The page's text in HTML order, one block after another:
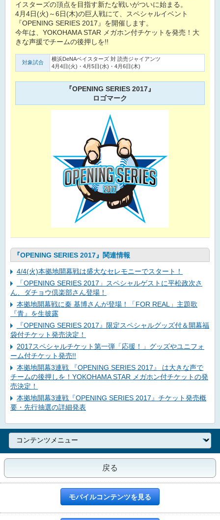
イスターズの頂点を目指す新たな戦いがついに始まる。
4月4日(火)～6日(木)の巨人戦にて、スペシャルイベント
『OPENING SERIES 2017』を開催します。
今年は、YOKOHAMA STAR メガホン付チケットを発売！大
きな声援でチームの後押しを!!
対象試合
横浜DeNAベイスターズ 対 読売ジャイアンツ
4月4日(火)・4月5日(水)・4月6日(木)
『OPENING SERIES 2017』
ロゴマーク
『OPENING SERIES 2017』関連情報
4/4(火)本拠地開幕戦は盛大なセレモニーでスタート！
「OPENING SERIES 2017」スペシャルゲストに平松政次さ
ん、ダチョウ倶楽部さん登場！
本拠地開幕戦に秦 基博さんが登場！「FOR REAL」主題歌
『青』を生披露
『OPENING SERIES 2017』限定スペシャルグッズ付＆開幕福
袋付チケット発売決定！
2017スペシャルチケット第一弾「応援！」グッズやユニフォ
ーム付チケット発売!!
本拠地開幕3連戦 『OPENING SERIES 2017』 は大きな声で
チームの後押しを！YOKOHAMA STAR メガホン付チケットの発
売決定！
本拠地開幕3連戦『OPENING SERIES 2017』チケット発売概
要・先行抽選の詳細発表
戻る
モバイルコンテンツを見る